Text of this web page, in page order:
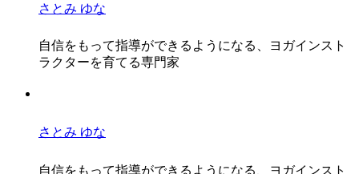
さとみ ゆな
自信をもって指導ができるようになる、ヨガインスト
ラクターを育てる専門家
さとみ ゆな
自信をもって指導ができるようになる、ヨガインスト